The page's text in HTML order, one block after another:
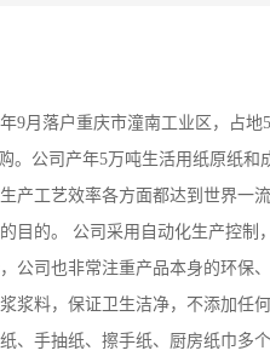
9月落户重庆市潼南工业区，占地
。公司产年5万吨生活用纸原纸
产工艺效率各方面都达到世界一
目的。 公司采用自动化生产控
公司也非常注重产品本身的环保
浆料，保证卫生洁净，不添加任
、手抽纸、擦手纸、厨房纸巾多